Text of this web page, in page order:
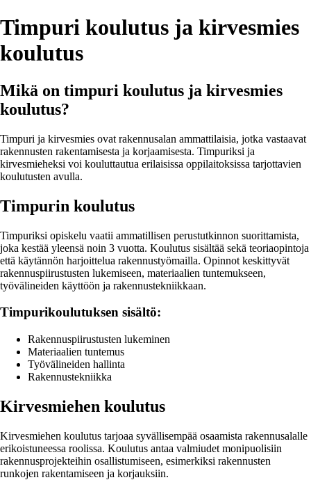
Timpuri koulutus ja kirvesmies
koulutus
Mikä on timpuri koulutus ja kirvesmies
koulutus?
Timpuri ja kirvesmies ovat rakennusalan ammattilaisia, jotka vastaavat
rakennusten rakentamisesta ja korjaamisesta. Timpuriksi ja
kirvesmieheksi voi kouluttautua erilaisissa oppilaitoksissa tarjottavien
koulutusten avulla.
Timpurin koulutus
Timpuriksi opiskelu vaatii ammatillisen perustutkinnon suorittamista,
joka kestää yleensä noin 3 vuotta. Koulutus sisältää sekä teoriaopintoja
että käytännön harjoittelua rakennustyömailla. Opinnot keskittyvät
rakennuspiirustusten lukemiseen, materiaalien tuntemukseen,
työvälineiden käyttöön ja rakennustekniikkaan.
Timpurikoulutuksen sisältö:
Rakennuspiirustusten lukeminen
Materiaalien tuntemus
Työvälineiden hallinta
Rakennustekniikka
Kirvesmiehen koulutus
Kirvesmiehen koulutus tarjoaa syvällisempää osaamista rakennusalalle
erikoistuneessa roolissa. Koulutus antaa valmiudet monipuolisiin
rakennusprojekteihin osallistumiseen, esimerkiksi rakennusten
runkojen rakentamiseen ja korjauksiin.